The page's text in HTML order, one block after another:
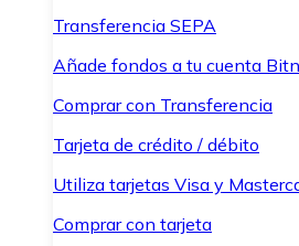
Transferencia SEPA
Añade fondos a tu cuenta
Comprar con Transferencia
Tarjeta de crédito / débito
Utiliza tarjetas Visa y
Comprar con tarjeta